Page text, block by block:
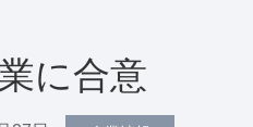
に合意